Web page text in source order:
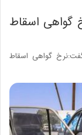
گواهی اسقاط
گواهی اسقاط